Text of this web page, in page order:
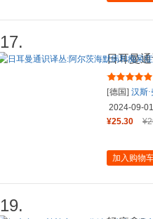
17.
日耳曼
原理、
[德国] 汉斯
2024-09-01
¥25.30
加入购物
19.